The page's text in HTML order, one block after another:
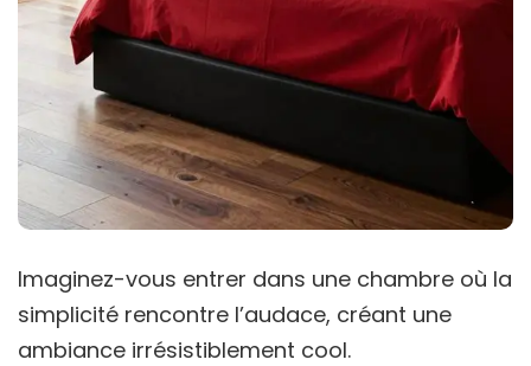
Imaginez-vous entrer dans une chambre où la
simplicité rencontre l’audace, créant une
ambiance irrésistiblement cool.